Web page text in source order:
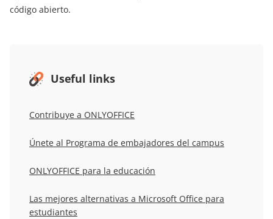
código abierto.
Useful links
Contribuye a ONLYOFFICE
Únete al Programa de embajadores del campus
ONLYOFFICE para la educación
Las mejores alternativas a Microsoft Office para
estudiantes